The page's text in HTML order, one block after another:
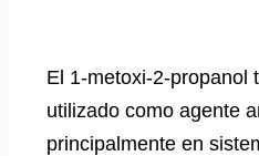
El 1-metoxi-2-propanol
utilizado como agente
principalmente en